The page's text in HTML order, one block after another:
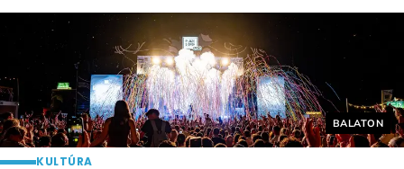
Helyszín
BALATON
KULTÚRA